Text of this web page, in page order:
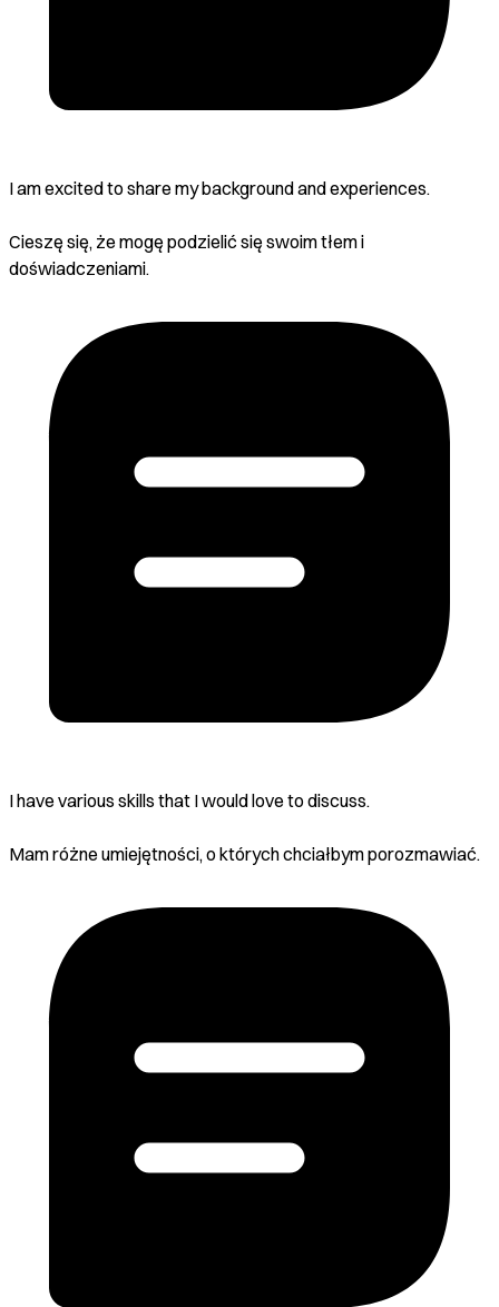
I am excited to share my background and experiences.
Cieszę się, że mogę podzielić się swoim tłem i
doświadczeniami.
I have various skills that I would love to discuss.
Mam różne umiejętności, o których chciałbym porozmawiać.